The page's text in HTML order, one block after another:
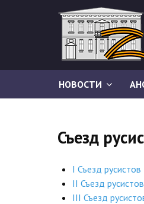
НОВОСТИ
Съезд
I Съезд
II Съезд
III Съезд